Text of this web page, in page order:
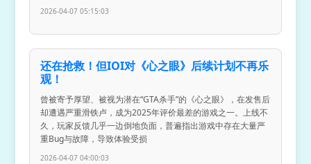
2026-04-07 05:15:03
还在抢救！但IOI对《心之眼》后续计划不再乐
观！
曾被寄予厚望、被视为潜在“GTA杀手”的《心之眼》，在发售后
却遭遇严重滑铁卢，成为2025年评价最差的游戏之一。上线不
久，玩家反馈几乎一边倒地负面，普遍指出游戏中存在大量严
重Bug与故障，导致体验受损
2026-04-07 04:00:03